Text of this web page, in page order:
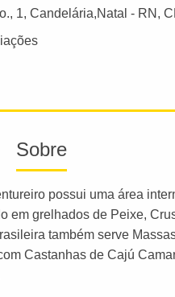
, 1, Candelária,Natal - RN,
Sobre
possui uma área
em grelhados de Peixe,
também serve
Castanhas de Cajú